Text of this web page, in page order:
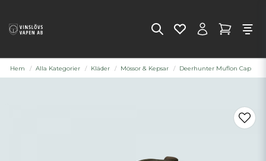
Hem Alla Kategorier Kläder Mössor & Kepsar Deerhunter Muflon Cap